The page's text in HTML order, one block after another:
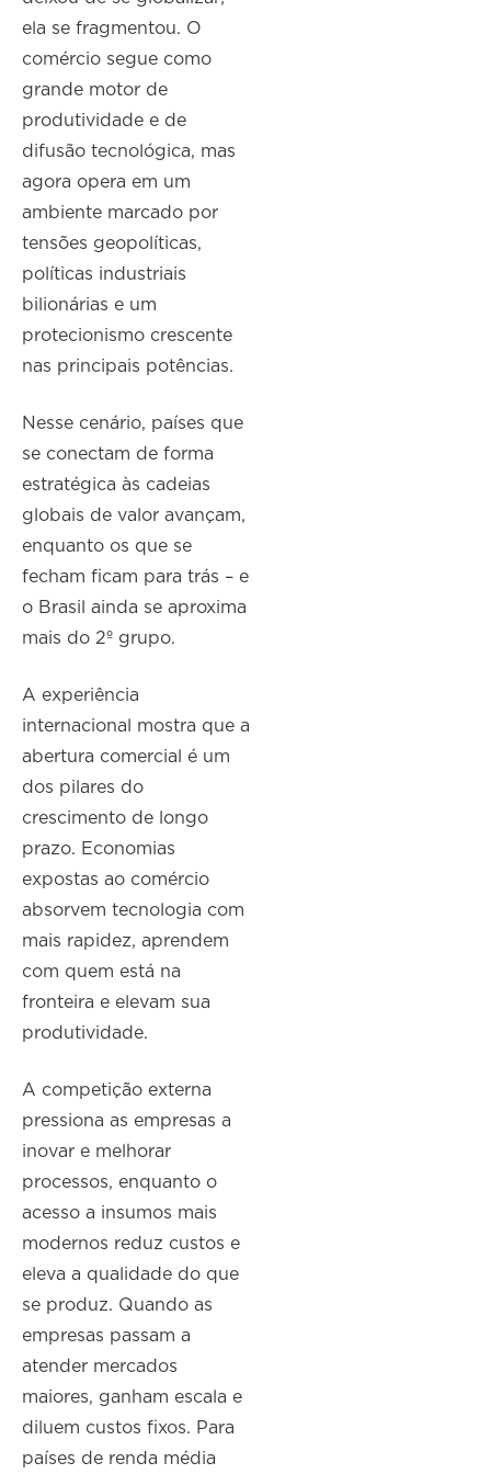
ela se fragmentou. O
comércio segue como
grande motor de
produtividade e de
difusão tecnológica, mas
agora opera em um
ambiente marcado por
tensões geopolíticas,
políticas industriais
bilionárias e um
protecionismo crescente
nas principais potências.
Nesse cenário, países que
se conectam de forma
estratégica às cadeias
globais de valor avançam,
enquanto os que se
fecham ficam para trás – e
o Brasil ainda se aproxima
mais do 2º grupo.
A experiência
internacional mostra que a
abertura comercial é um
dos pilares do
crescimento de longo
prazo. Economias
expostas ao comércio
absorvem tecnologia com
mais rapidez, aprendem
com quem está na
fronteira e elevam sua
produtividade.
A competição externa
pressiona as empresas a
inovar e melhorar
processos, enquanto o
acesso a insumos mais
modernos reduz custos e
eleva a qualidade do que
se produz. Quando as
empresas passam a
atender mercados
maiores, ganham escala e
diluem custos fixos. Para
países de renda média